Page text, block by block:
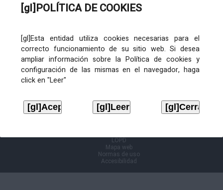
[gl]POLÍTICA DE COOKIES
[gl]Esta entidad utiliza cookies necesarias para el
correcto funcionamiento de su sitio web. Si desea
ampliar información sobre la Política de cookies y
configuración de las mismas en el navegador, haga
click en "Leer"
LOPD
Mapa web
Normas de uso
Accesibilidad